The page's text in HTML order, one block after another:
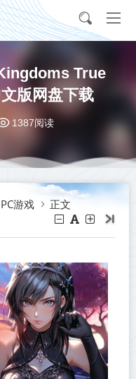
True
版网盘下载
1387阅读
PC游戏 正文